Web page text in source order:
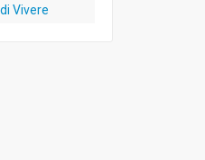
Vivere